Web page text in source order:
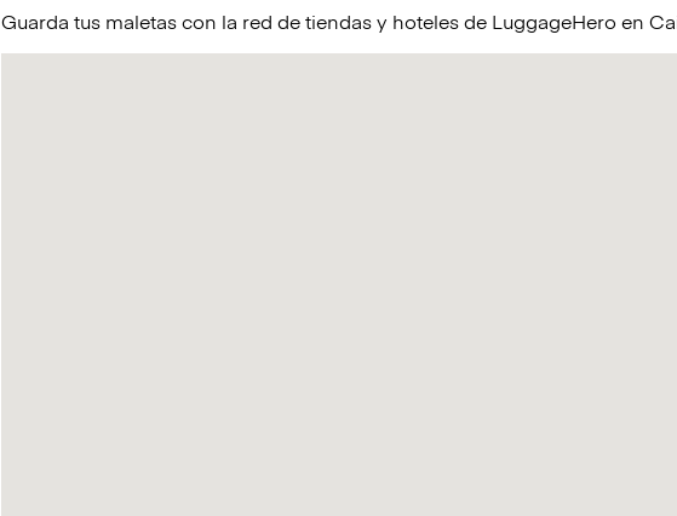
Guarda tus maletas con la red de tiendas y hoteles de LuggageHero en